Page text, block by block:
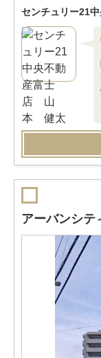
センチュリー21
アーバンシテ